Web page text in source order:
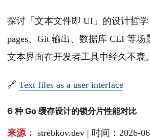
探讨「文本文件即 UI」的设计哲学
pages、Git 输出、数据库 CLI 等场
文本界面在开发者工具中经久不衰。
🔗 Text files as a user interface
6 种 Go 缓存设计的锁分片性能对比
来源： strebkov.dev | 时间：2026-06